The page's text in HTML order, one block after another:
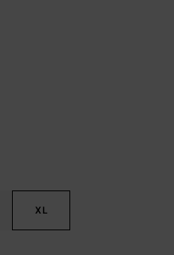
XL